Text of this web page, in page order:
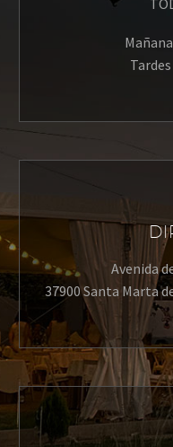
Tardes
Avenida
37900 Santa Marta